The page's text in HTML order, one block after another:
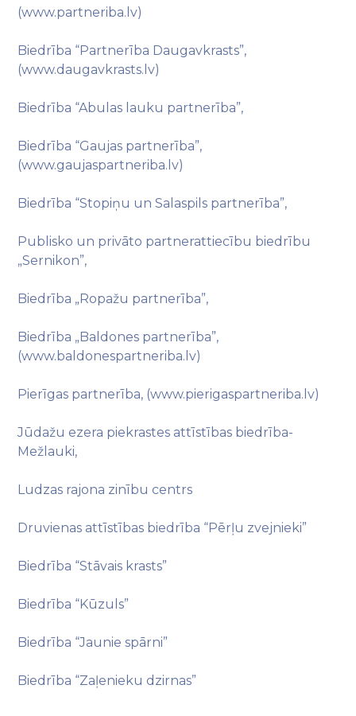
(www.partneriba.lv)
Biedrība “Partnerība Daugavkrasts”,
(www.daugavkrasts.lv)
Biedrība “Abulas lauku partnerība”,
Biedrība “Gaujas partnerība”,
(www.gaujaspartneriba.lv)
Biedrība “Stopiņu un Salaspils partnerība”,
Publisko un privāto partnerattiecību biedrību
„Sernikon”,
Biedrība „Ropažu partnerība”,
Biedrība „Baldones partnerība”,
(www.baldonespartneriba.lv)
Pierīgas partnerība, (www.pierigaspartneriba.lv)
Jūdažu ezera piekrastes attīstības biedrība-
Mežlauki,
Ludzas rajona zinību centrs
Druvienas attīstības biedrība “Pērļu zvejnieki”
Biedrība “Stāvais krasts”
Biedrība “Kūzuls”
Biedrība “Jaunie spārni”
Biedrība “Zaļenieku dzirnas”